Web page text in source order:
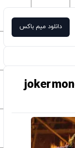
دانلود میم باکس